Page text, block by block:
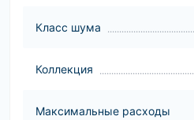
Класс шума
Коллекция
Максимальные расходы